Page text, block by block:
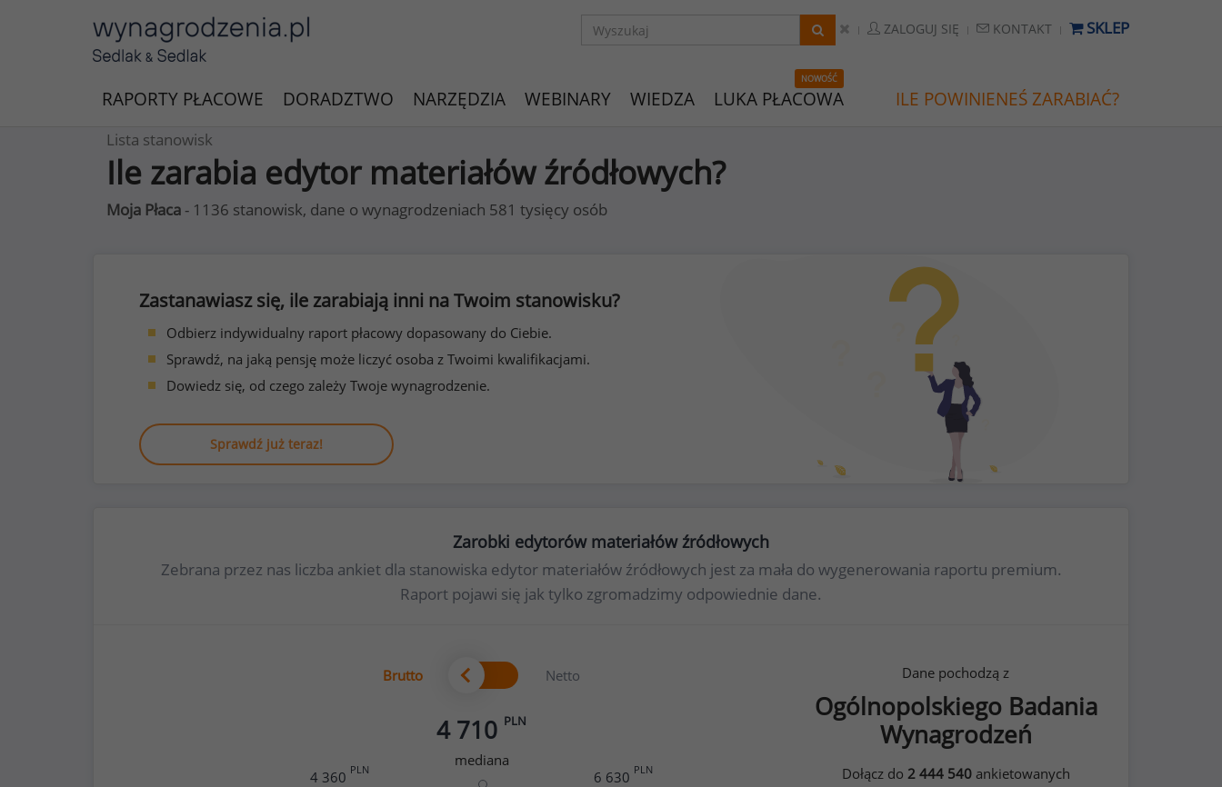
ZALOGUJ SIĘ KONTAKT SKLEP
RAPORTY PŁACOWE DORADZTWO NARZĘDZIA WEBINARY WIEDZA
NOWOŚĆ
LUKA PŁACOWA ILE POWINIENEŚ ZARABIAĆ?
Lista stanowisk
Ile zarabia edytor materiałów źródłowych?
Moja Płaca - 1136 stanowisk, dane o wynagrodzeniach 581 tysięcy osób
Zastanawiasz się, ile zarabiają inni na Twoim stanowisku?
Odbierz indywidualny raport płacowy dopasowany do Ciebie.
Sprawdź, na jaką pensję może liczyć osoba z Twoimi kwalifikacjami.
Dowiedz się, od czego zależy Twoje wynagrodzenie.
Sprawdź już teraz!
Zarobki edytorów materiałów źródłowych
Zebrana przez nas liczba ankiet dla stanowiska edytor materiałów źródłowych jest za mała do wygenerowania raportu premium.
Raport pojawi się jak tylko zgromadzimy odpowiednie dane.
Brutto Netto
4 710 PLN
mediana
4 360 PLN 6 630 PLN
Dane pochodzą z
Ogólnopolskiego Badania
Wynagrodzeń
Dołącz do 2 444 540ankietowanych